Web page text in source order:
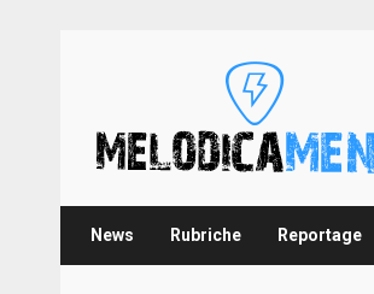
News Rubriche Reportage